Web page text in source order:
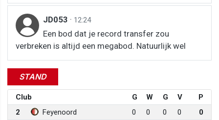
JD053 · 12:24
Een bod dat je record transfer zou
verbreken is altijd een megabod. Natuurlijk wel
STAND
Club G W G V
P
2
Feyenoord 0 0 0 0
0